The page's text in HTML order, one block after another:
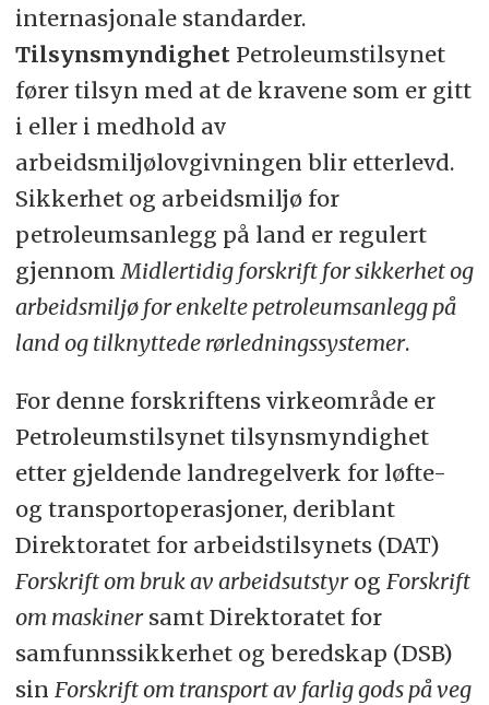
internasjonale standarder.
TilsynsmyndighetPetroleumstilsynet
fører tilsyn med at de kravene som er gitt
i eller i medhold av
arbeidsmiljølovgivningen blir etterlevd.
Sikkerhet og arbeidsmiljø for
petroleumsanlegg på land er regulert
gjennomMidlertidig forskrift for sikkerhet og
arbeidsmiljø for enkelte petroleumsanlegg på
land og tilknyttede rørledningssystemer.
For denne forskriftens virkeområde er
Petroleumstilsynet tilsynsmyndighet
etter gjeldende landregelverk for løfte-
og transportoperasjoner, deriblant
Direktoratet for arbeidstilsynets (DAT)
Forskrift om bruk av arbeidsutstyrog Forskrift
om maskinersamt Direktoratet for
samfunnssikkerhet og beredskap (DSB)
sin Forskrift om transport av farlig gods på veg